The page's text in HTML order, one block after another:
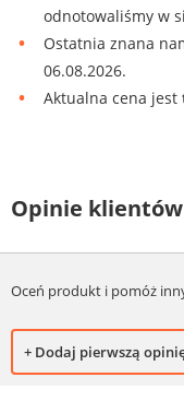
odnotowaliśmy w
Ostatnia znana
06.08.2026.
Aktualna cena jest
Opinie klientów
Oceń produkt i pomóż
+ Dodaj pierwszą